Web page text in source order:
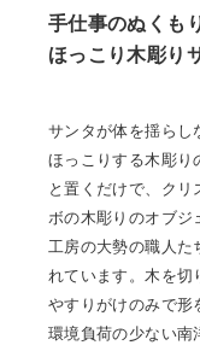
手仕事のぬくも
ほっこり木彫り
サンタが体を揺らし
ほっこりする木彫り
と置くだけで、クリ
ボの木彫りのオブジ
工房の大勢の職人た
れています。木を切
やすりがけのみで形
環境負荷の少ない南